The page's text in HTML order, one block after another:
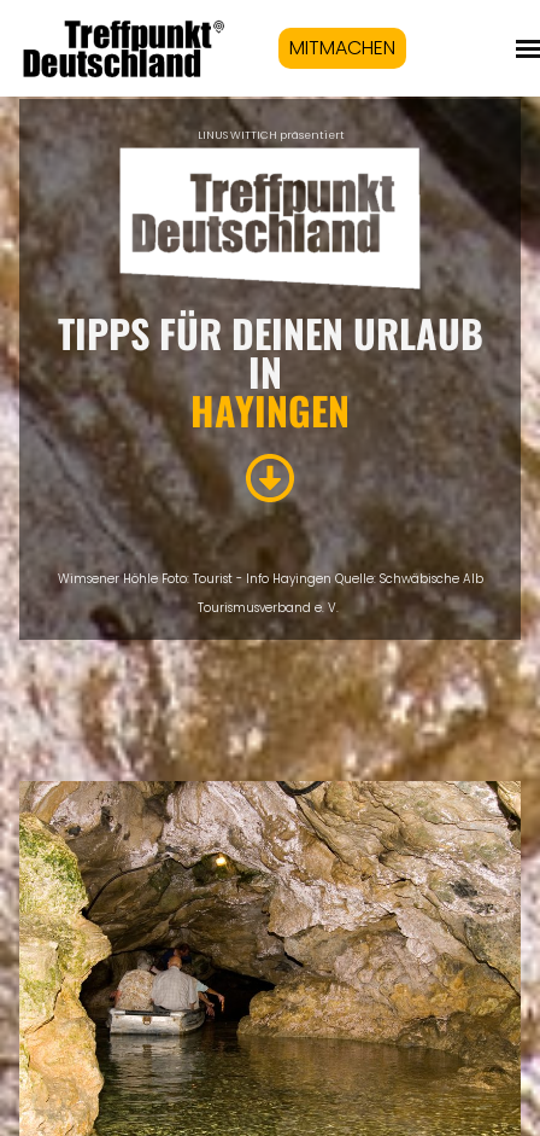
MITMACHEN
LINUS WITTICH präsentiert
TIPPS FÜR DEINEN URLAUB
IN
HAYINGEN
Wimsener Höhle Foto: Tourist - Info Hayingen Quelle: Schwäbische Alb
Tourismusverband e. V.
INTRO